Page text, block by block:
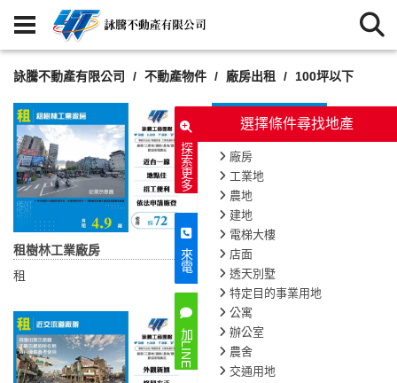
選擇條件尋找地產
廠房
工業地
農地
建地
電梯大樓
店面
透天別墅
特定目的事業用地
公寓
辦公室
農舍
交通用地
探索更多
來電
加LINE
詠騰不動產有限公司 不動產物件 廠房出租 100坪以下
租樹林工業廠房
租
中壢工業區全新優質廠辦
租